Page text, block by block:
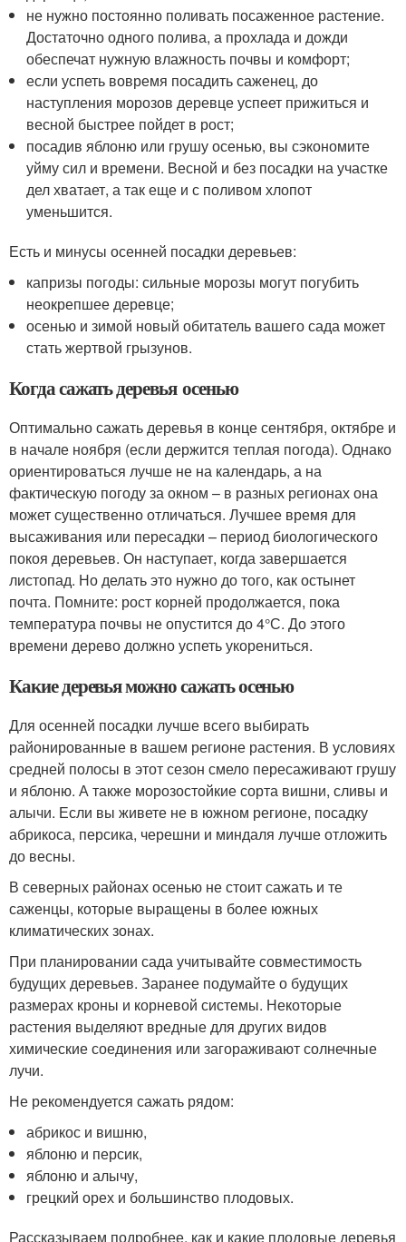
не нужно постоянно поливать посаженное растение.
Достаточно одного полива, а прохлада и дожди
обеспечат нужную влажность почвы и комфорт;
если успеть вовремя посадить саженец, до
наступления морозов деревце успеет прижиться и
весной быстрее пойдет в рост;
посадив яблоню или грушу осенью, вы сэкономите
уйму сил и времени. Весной и без посадки на участке
дел хватает, а так еще и с поливом хлопот
уменьшится.
Есть и минусы осенней посадки деревьев:
капризы погоды: сильные морозы могут погубить
неокрепшее деревце;
осенью и зимой новый обитатель вашего сада может
стать жертвой грызунов.
Когда сажать деревья осенью
Оптимально сажать деревья в конце сентября, октябре и
в начале ноября (если держится теплая погода). Однако
ориентироваться лучше не на календарь, а на
фактическую погоду за окном – в разных регионах она
может существенно отличаться. Лучшее время для
высаживания или пересадки – период биологического
покоя деревьев. Он наступает, когда завершается
листопад. Но делать это нужно до того, как остынет
почта. Помните: рост корней продолжается, пока
температура почвы не опустится до 4°С. До этого
времени дерево должно успеть укорениться.
Какие деревья можно сажать осенью
Для осенней посадки лучше всего выбирать
районированные в вашем регионе растения. В условиях
средней полосы в этот сезон смело пересаживают грушу
и яблоню. А также морозостойкие сорта вишни, сливы и
алычи. Если вы живете не в южном регионе, посадку
абрикоса, персика, черешни и миндаля лучше отложить
до весны.
В северных районах осенью не стоит сажать и те
саженцы, которые выращены в более южных
климатических зонах.
При планировании сада учитывайте совместимость
будущих деревьев. Заранее подумайте о будущих
размерах кроны и корневой системы. Некоторые
растения выделяют вредные для других видов
химические соединения или загораживают солнечные
лучи.
Не рекомендуется сажать рядом:
абрикос и вишню,
яблоню и персик,
яблоню и алычу,
грецкий орех и большинство плодовых.
Рассказываем подробнее, как и какие плодовые деревья